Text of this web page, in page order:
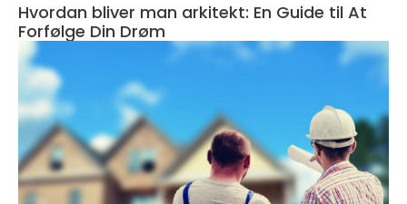
Hvordan bliver man arkitekt: En Guide til At
Forfølge Din Drøm